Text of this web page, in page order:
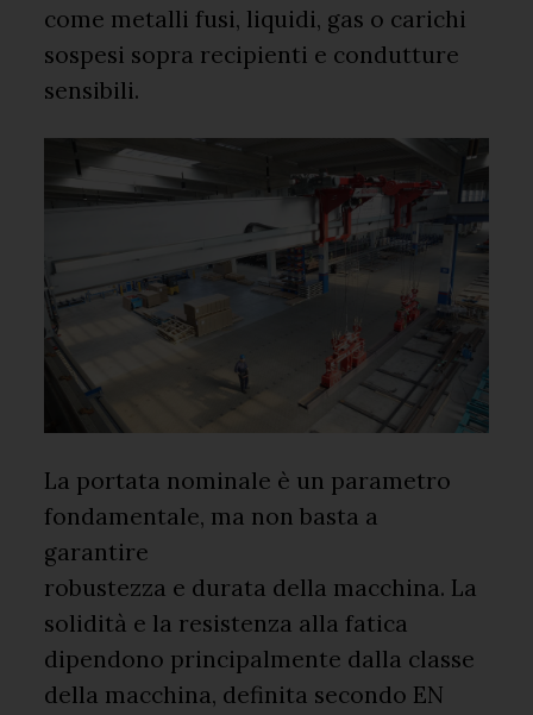
come metalli fusi, liquidi, gas o carichi
sospesi sopra recipienti e condutture
sensibili.
La portata nominale è un parametro
fondamentale, ma non basta a
garantire
robustezza e durata della macchina. La
solidità e la resistenza alla fatica
dipendono principalmente dalla classe
della macchina, definita secondo EN